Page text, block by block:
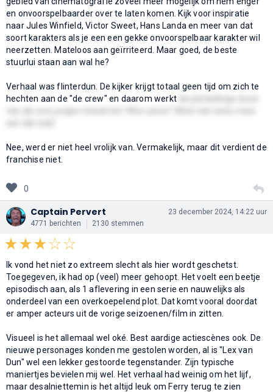
en onvoorspelbaarder over te laten komen. Kijk voor inspiratie
naar Jules Winfield, Victor Sweet, Hans Landa en meer van dat
soort karakters als je een een gekke onvoorspelbaar karakter wil
neerzetten. Mateloos aan geïrriteerd. Maar goed, de beste
stuurlui staan aan wal he?
Verhaal was flinterdun. De kijker krijgt totaal geen tijd om zich te
hechten aan de "de crew" en daarom werkt
Nee, werd er niet heel vrolijk van. Vermakelijk, maar dit verdient de
franchise niet.
0
Captain Pervert
4771 berichten 2130 stemmen
23 december 2024, 14:22 uur
Ik vond het niet zo extreem slecht als hier wordt geschetst.
Toegegeven, ik had op (veel) meer gehoopt. Het voelt een beetje
episodisch aan, als 1 aflevering in een serie en nauwelijks als
onderdeel van een overkoepelend plot. Dat komt vooral doordat
er amper acteurs uit de vorige seizoenen/film in zitten.
Visueel is het allemaal wel oké. Best aardige actiescènes ook. De
nieuwe personages konden me gestolen worden, al is "Lex van
Dun" wel een lekker gestoorde tegenstander. Zijn typische
maniertjes bevielen mij wel. Het verhaal had weinig om het lijf,
maar desalniettemin is het altijd leuk om Ferry terug te zien